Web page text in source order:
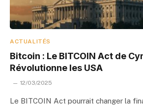
ACTUALITÉS
Bitcoin : Le BITCOIN Act de
Révolutionne les USA
12/03/2025
Le BITCOIN Act pourrait changer la